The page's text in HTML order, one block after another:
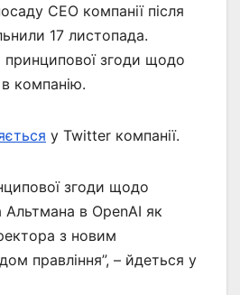
СЕО компанії після
17 листопада.
згоди щодо
компанію.
у Twitter компанії.
згоди щодо
в OpenAI як
з новим
правління”, – йдеться у